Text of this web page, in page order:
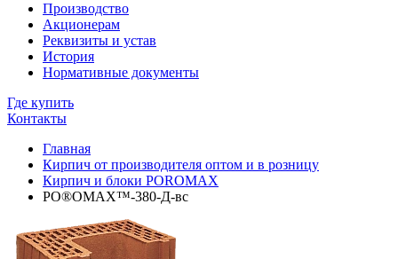
Производство
Акционерам
Реквизиты и устав
История
Нормативные документы
Где купить
Контакты
Главная
Кирпич от производителя оптом и в розницу
Кирпич и блоки POROMAX
PO®OMAX™-380-Д-вс